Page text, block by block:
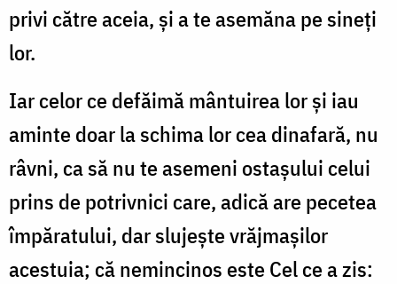
privi către aceia, şi a te asemăna pe sineţi
lor.
Iar celor ce defăimă mântuirea lor şi iau
aminte doar la schima lor cea dinafară, nu
râvni, ca să nu te asemeni ostaşului celui
prins de potrivnici care, adică are pecetea
îm­păratului, dar slujeşte vrăjmaşilor
acestuia; că nemincinos este Cel ce a zis: